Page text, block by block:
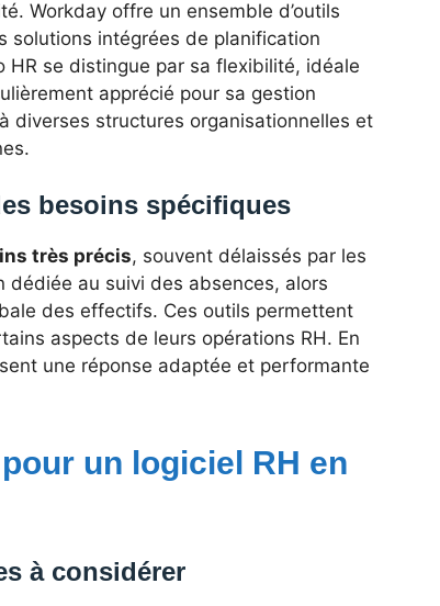
Workday offre un ensemble d’outils
solutions intégrées de planification
se distingue par sa flexibilité, idéale
apprécié pour sa gestion
diverses structures organisationnelles et
besoins spécifiques
très précis, souvent délaissés par les
dédiée au suivi des absences, alors
des effectifs. Ces outils permettent
aspects de leurs opérations RH. En
une réponse adaptée et performante
un logiciel RH en
à considérer